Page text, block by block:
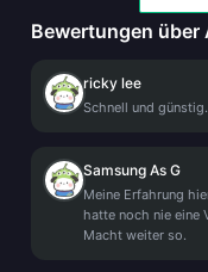
Bewertungen über
ricky lee
Schnell und günstig.
Samsung As G
Meine Erfahrung
hatte noch nie eine
Macht weiter so.